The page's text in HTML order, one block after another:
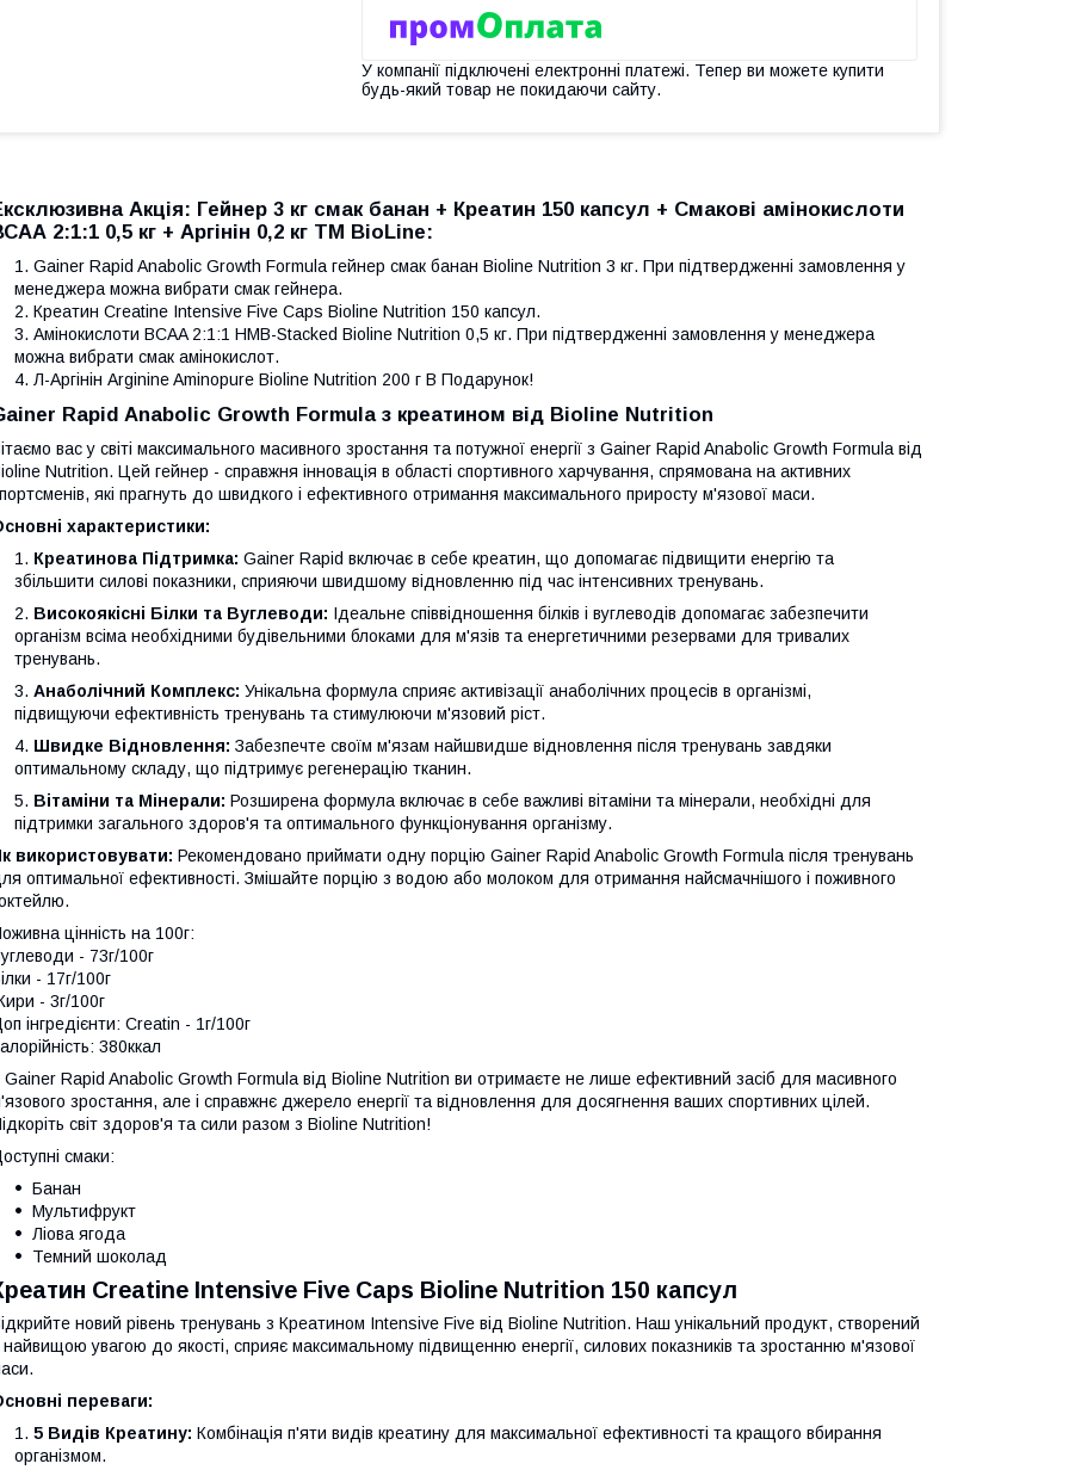
У компанії підключені електронні платежі. Тепер ви можете купити
будь-який товар не покидаючи сайту.
Акція: Гейнер 3 кг смак банан + Креатин 150 капсул + Смакові амінокислоти
2:1:1 0,5 кг + Аргінін 0,2 кг ТМ BioLine:
Gainer Rapid Anabolic Growth Formula гейнер смак банан Bioline Nutrition 3 кг. При підтвердженні замовлення у
менеджера можна вибрати смак гейнера.
Креатин Creatine Intensive Five Caps Bioline Nutrition 150 капсул.
Амінокислоти BCAA 2:1:1 HMB-Stacked Bioline Nutrition 0,5 кг. При підтвердженні замовлення у менеджера
можна вибрати смак амінокислот.
Л-Аргінін Arginine Aminopure Bioline Nutrition 200 г В Подарунок!
Rapid Anabolic Growth Formula з креатином від Bioline Nutrition
вас у світі максимального масивного зростання та потужної енергії з Gainer Rapid Anabolic Growth Formula від
Nutrition. Цей гейнер - справжня інновація в області спортивного харчування, спрямована на активних
які прагнуть до швидкого і ефективного отримання максимального приросту м'язової маси.
характеристики:
Креатинова Підтримка: Gainer Rapid включає в себе креатин, що допомагає підвищити енергію та
збільшити силові показники, сприяючи швидшому відновленню під час інтенсивних тренувань.
Високоякісні Білки та Вуглеводи: Ідеальне співвідношення білків і вуглеводів допомагає забезпечити
організм всіма необхідними будівельними блоками для м'язів та енергетичними резервами для тривалих
тренувань.
Анаболічний Комплекс: Унікальна формула сприяє активізації анаболічних процесів в організмі,
підвищуючи ефективність тренувань та стимулюючи м'язовий ріст.
Швидке Відновлення: Забезпечте своїм м'язам найшвидше відновлення після тренувань завдяки
оптимальному складу, що підтримує регенерацію тканин.
Вітаміни та Мінерали: Розширена формула включає в себе важливі вітаміни та мінерали, необхідні для
підтримки загального здоров'я та оптимального функціонування організму.
використовувати: Рекомендовано приймати одну порцію Gainer Rapid Anabolic Growth Formula після тренувань
оптимальної ефективності. Змішайте порцію з водою або молоком для отримання найсмачнішого і поживного
цінність на 100г:
- 73г/100г
- 17г/100г
- 3г/100г
інгредієнти: Creatin - 1г/100г
380ккал
Gainer Rapid Anabolic Growth Formula від Bioline Nutrition ви отримаєте не лише ефективний засіб для масивного
зростання, але і справжнє джерело енергії та відновлення для досягнення ваших спортивних цілей.
світ здоров'я та сили разом з Bioline Nutrition!
смаки:
Банан
Мультифрукт
Ліова ягода
Темний шоколад
Creatine Intensive Five Caps Bioline Nutrition 150 капсул
новий рівень тренувань з Креатином Intensive Five від Bioline Nutrition. Наш унікальний продукт, створений
найвищою увагою до якості, сприяє максимальному підвищенню енергії, силових показників та зростанню м'язової
переваги:
5 Видів Креатину: Комбінація п'яти видів креатину для максимальної ефективності та кращого вбирання
організмом.